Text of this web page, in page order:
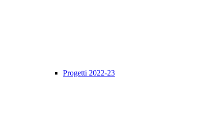
Progetti 2022-23